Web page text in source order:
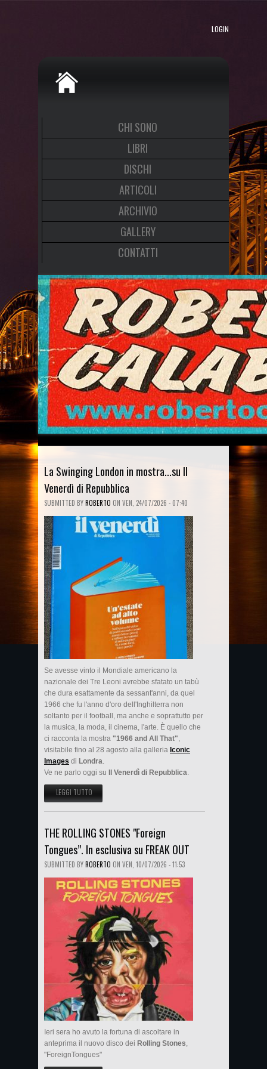
LOGIN
CHI SONO
LIBRI
DISCHI
ARTICOLI
ARCHIVIO
GALLERY
CONTATTI
La Swinging London in mostra...su Il
Venerdì di Repubblica
SUBMITTED BYROBERTO ON VEN, 24/07/2026 - 07:40
Se avesse vinto il Mondiale americano la
nazionale dei Tre Leoni avrebbe sfatato un tabù
che dura esattamente da sessant'anni, da quel
1966 che fu l'anno d'oro dell'Inghilterra non
soltanto per il football, ma anche e soprattutto per
la musica, la moda, il cinema, l'arte. È quello che
ci racconta la mostra "1966 and All That",
visitabile fino al 28 agosto alla galleria Iconic
Images di Londra.
Ve ne parlo oggi su Il Venerdì di Repubblica.
LEGGI TUTTO
REPUBBLICA
THE ROLLING STONES "Foreign
Tongues”. In esclusiva su FREAK OUT
SUBMITTED BYROBERTO ON VEN, 10/07/2026 - 11:53
Ieri sera ho avuto la fortuna di ascoltare in
anteprima il nuovo disco dei Rolling Stones
"ForeignTongues"